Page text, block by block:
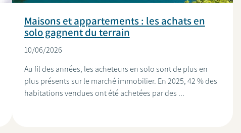
Maisons et appartements : les achats en
solo gagnent du terrain
10/06/2026
Au fil des années, les acheteurs en solo sont de plus en
plus présents sur le marché immobilier. En 2025, 42 % des
habitations vendues ont été achetées par des ...